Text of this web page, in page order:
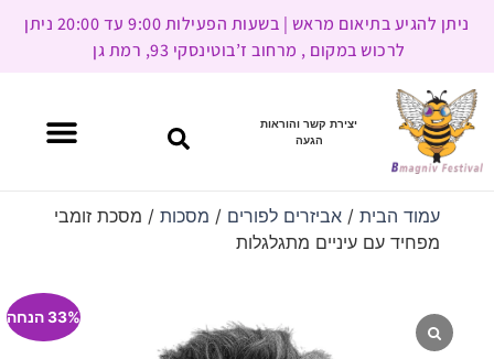
ניתן להגיע בתיאום מראש | בשעות הפעילות 9:00 עד 20:00 ניתן
לרכוש במקום , מרחוב ז’בוטינסקי 93, רמת גן
יצירת קשר והוראות
הגעה
עמוד הבית/ אביזרים לפורים / מסכות/ מסכת זומבי
מפחיד עם עיניים מתגלגלות
33% הנחה